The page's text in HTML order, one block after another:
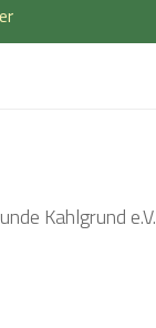
Kahlgrund e.V.